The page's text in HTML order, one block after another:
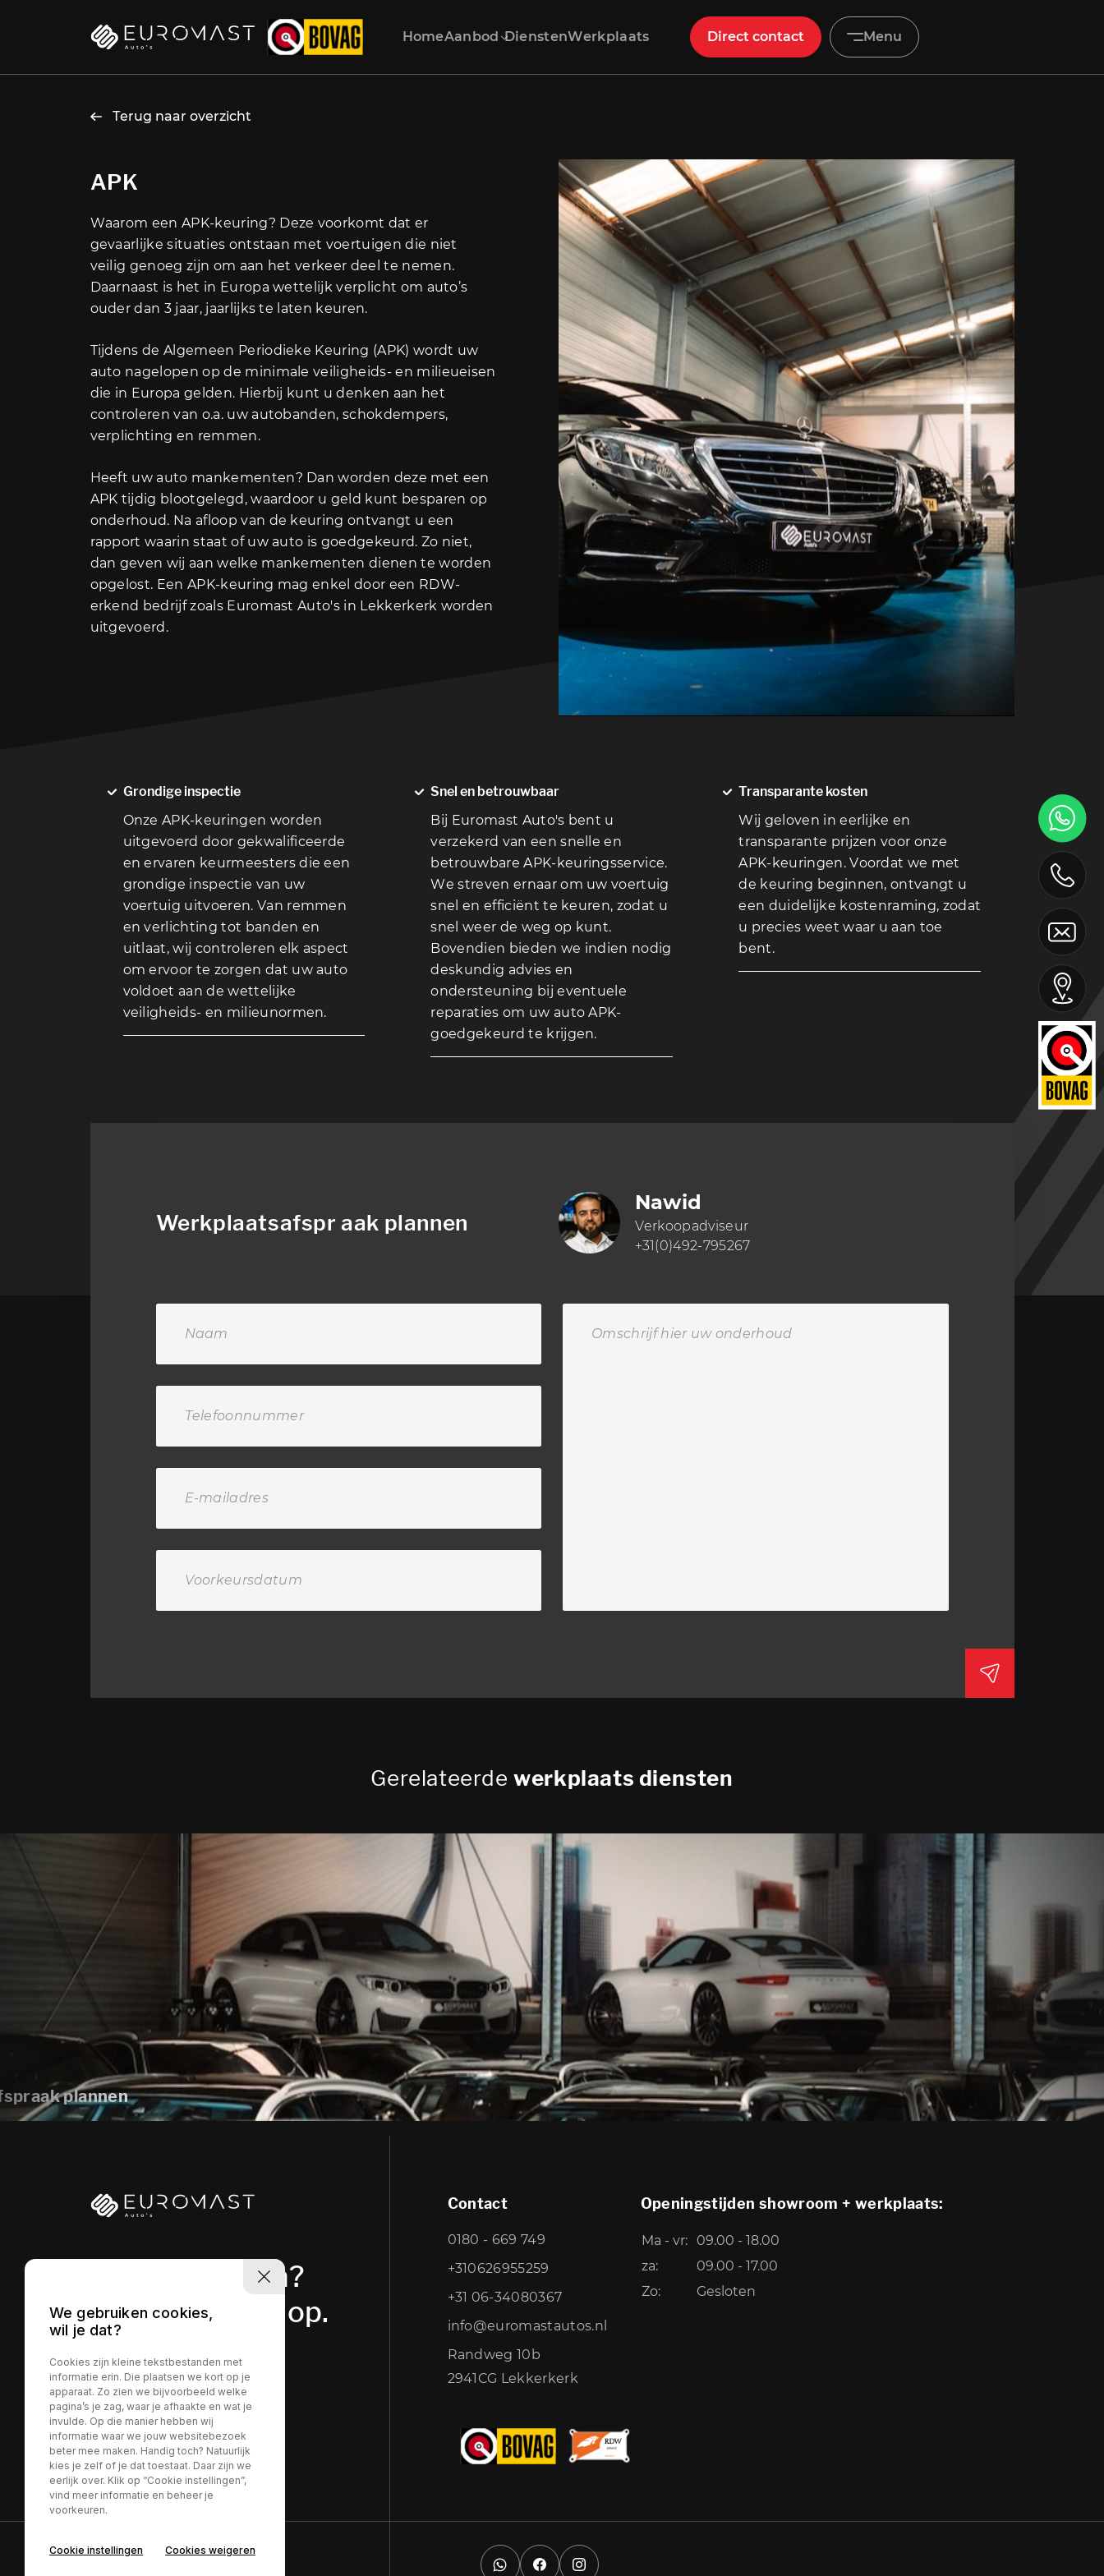
HomeAanbod DienstenWerkplaats Direct contact Menu
Aanbod
Diensten
Werkplaats
Vacatures
Over ons
Verkocht
Contact
Terug naar overzicht
APK
Waarom een APK-keuring? Deze voorkomt dat er
gevaarlijke situaties ontstaan met voertuigen die niet
veilig genoeg zijn om aan het verkeer deel te nemen.
Daarnaast is het in Europa wettelijk verplicht om auto’s
ouder dan 3 jaar, jaarlijks te laten keuren.
Tijdens de Algemeen Periodieke Keuring (APK) wordt uw
auto nagelopen op de minimale veiligheids- en milieueisen
die in Europa gelden. Hierbij kunt u denken aan het
controleren van o.a. uw autobanden, schokdempers,
verplichting en remmen.
Heeft uw auto mankementen? Dan worden deze met een
APK tijdig blootgelegd, waardoor u geld kunt besparen op
onderhoud. Na afloop van de keuring ontvangt u een
rapport waarin staat of uw auto is goedgekeurd. Zo niet,
dan geven wij aan welke mankementen dienen te worden
opgelost. Een APK-keuring mag enkel door een RDW-
erkend bedrijf zoals Euromast Auto's in Lekkerkerk worden
uitgevoerd.
Grondige inspectie
Onze APK-keuringen worden
uitgevoerd door gekwalificeerde
en ervaren keurmeesters die een
grondige inspectie van uw
voertuig uitvoeren. Van remmen
en verlichting tot banden en
uitlaat, wij controleren elk aspect
om ervoor te zorgen dat uw auto
voldoet aan de wettelijke
veiligheids- en milieunormen.
Snel en betrouwbaar
Bij Euromast Auto's bent u
verzekerd van een snelle en
betrouwbare APK-keuringsservice.
We streven ernaar om uw voertuig
snel en efficiënt te keuren, zodat u
snel weer de weg op kunt.
Bovendien bieden we indien nodig
deskundig advies en
ondersteuning bij eventuele
reparaties om uw auto APK-
goedgekeurd te krijgen.
Transparante kosten
Wij geloven in eerlijke en
transparante prijzen voor onze
APK-keuringen. Voordat we met
de keuring beginnen, ontvangt u
een duidelijke kostenraming, zodat
u precies weet waar u aan toe
bent.
Werkplaatsafspr aak plannen
Nawid
Verkoopadviseur
+31(0)492-795267
Gerelateerdewerkplaats diensten
plannen
Heeft u vragen?
Neem contact op.
Contact
Contact
0180 - 669 749
+310626955259
+31 06-34080367
info@euromastautos.nl
Randweg 10b
2941CG Lekkerkerk
Openingstijden showroom + werkplaats:
Ma - vr:
09.00 - 18.00
za:
09.00 - 17.00
Zo:
Gesloten
We gebruiken cookies,
wil je dat?
Cookies zijn kleine tekstbestanden met
informatie erin. Die plaatsen we kort op je
apparaat. Zo zien we bijvoorbeeld welke
pagina’s je zag, waar je afhaakte en wat je
invulde. Op die manier hebben wij
informatie waar we jouw websitebezoek
beter mee maken. Handig toch? Natuurlijk
kies je zelf of je dat toestaat. Daar zijn we
eerlijk over. Klik op “Cookie instellingen”,
vind meer informatie en beheer je
voorkeuren.
Cookie instellingen Cookies weigeren